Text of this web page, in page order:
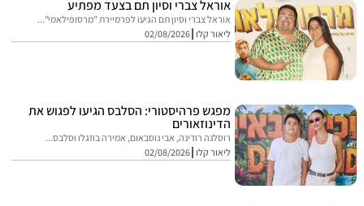
אוראל צברי וסיון תם בצעד מפתיע
אוראל צברי וסיון תם הגיעו לפרמיירת "מרסופילאמי"...
ליאור קלו 02/08/2026
מפגש פרהיסטורי: הסלבס הגיעו לפגוש את
הדינוזאורים
רוסלנה רודינה, אבי נוסבאום, אמירה בוזגלו וסלבס...
ליאור קלו 02/08/2026